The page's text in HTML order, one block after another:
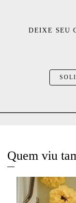
DEIXE SEU
Quem viu